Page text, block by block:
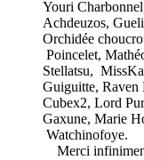
Youri
Achdeuzos,
Orchidée
Poincelet,
Stellatsu,
Guiguitte,
Cubex2, Lord
Gaxune, Marie
Merci